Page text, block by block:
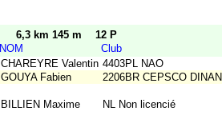
6,3 km 145 m
12 P
NOM
Club
CHAREYRE Valentin 4403PL NAO
GOUYA Fabien 2206BR CEPSCO DINAN
BILLIEN Maxime NL Non licencié